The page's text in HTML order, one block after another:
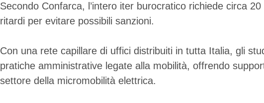
Secondo Confarca, l’intero iter burocratico richiede circa
ritardi per evitare possibili sanzioni.
Con una rete capillare di uffici distribuiti in tutta Italia, gli
pratiche amministrative legate alla mobilità, offrendo
settore della micromobilità elettrica.